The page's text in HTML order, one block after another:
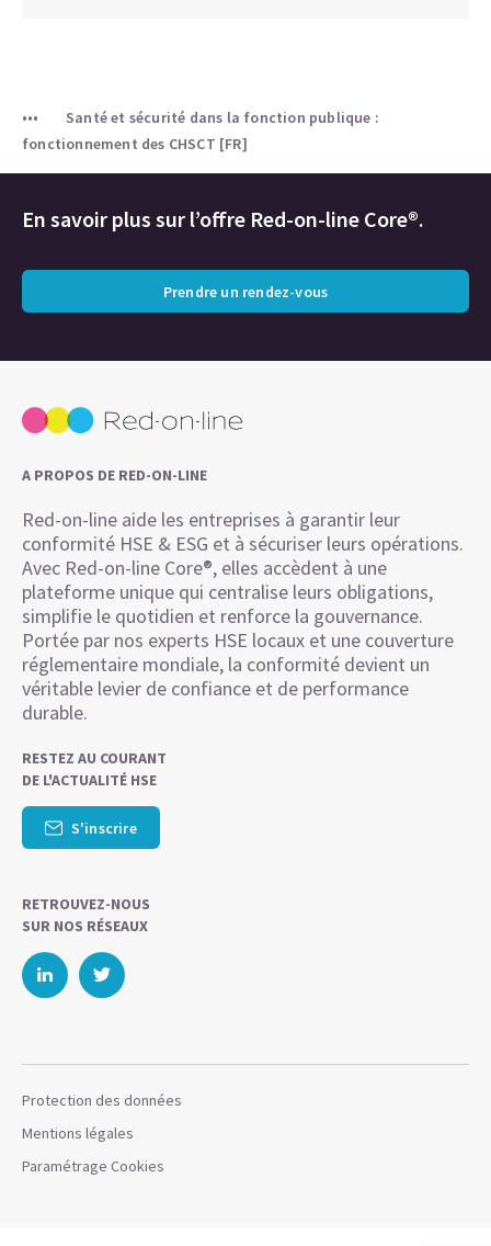
Santé et sécurité dans la fonction publique :
fonctionnement des CHSCT [FR]
En savoir plus sur l’offre Red-on-line Core®.
Prendre un rendez-vous
A PROPOS DE RED-ON-LINE
Red-on-line aide les entreprises à garantir leur
conformité HSE & ESG et à sécuriser leurs opérations.
Avec Red-on-line Core®, elles accèdent à une
plateforme unique qui centralise leurs obligations,
simplifie le quotidien et renforce la gouvernance.
Portée par nos experts HSE locaux et une couverture
réglementaire mondiale, la conformité devient un
véritable levier de confiance et de performance
durable.
RESTEZ AU COURANT
DE L'ACTUALITÉ HSE
S'inscrire
RETROUVEZ-NOUS
SUR NOS RÉSEAUX
Protection des données
Mentions légales
Paramétrage Cookies